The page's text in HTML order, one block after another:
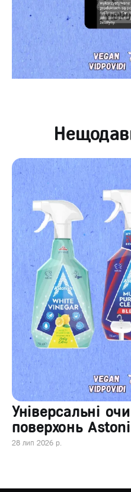
Універсальні
поверхонь
28 лип 2026 р.